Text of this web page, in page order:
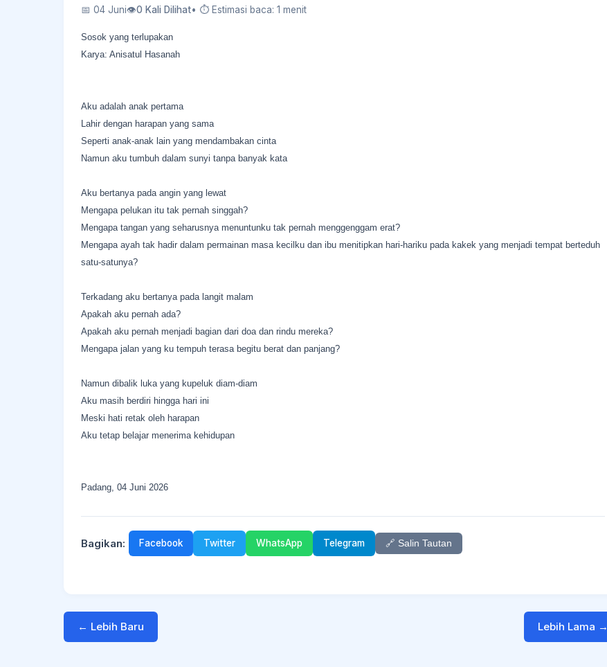
📅 04 Juni👁0 Kali Dilihat• ⏱ Estimasi baca: 1 menit
Sosok yang terlupakan
Karya: Anisatul Hasanah
Aku adalah anak pertama
Lahir dengan harapan yang sama
Seperti anak-anak lain yang mendambakan cinta
Namun aku tumbuh dalam sunyi tanpa banyak kata
Aku bertanya pada angin yang lewat
Mengapa pelukan itu tak pernah singgah?
Mengapa tangan yang seharusnya menuntunku tak pernah menggenggam erat?
Mengapa ayah tak hadir dalam permainan masa kecilku dan ibu menitipkan hari-hariku pada kakek yang menjadi tempat berteduh
satu-satunya?
Terkadang aku bertanya pada langit malam
Apakah aku pernah ada?
Apakah aku pernah menjadi bagian dari doa dan rindu mereka?
Mengapa jalan yang ku tempuh terasa begitu berat dan panjang?
Namun dibalik luka yang kupeluk diam-diam
Aku masih berdiri hingga hari ini
Meski hati retak oleh harapan
Aku tetap belajar menerima kehidupan
Padang, 04 Juni 2026
Bagikan: Facebook Twitter WhatsApp Telegram 🔗 Salin Tautan
← Lebih Baru Lebih Lama →